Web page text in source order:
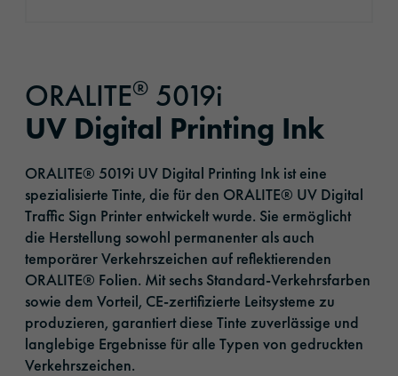
ORALITE® 5019i
UV Digital Printing Ink
ORALITE® 5019i UV Digital Printing Ink ist eine
spezialisierte Tinte, die für den ORALITE® UV Digital
Traffic Sign Printer entwickelt wurde. Sie ermöglicht
die Herstellung sowohl permanenter als auch
temporärer Verkehrszeichen auf reflektierenden
ORALITE® Folien. Mit sechs Standard-Verkehrsfarben
sowie dem Vorteil, CE-zertifizierte Leitsysteme zu
produzieren, garantiert diese Tinte zuverlässige und
langlebige Ergebnisse für alle Typen von gedruckten
Verkehrszeichen.